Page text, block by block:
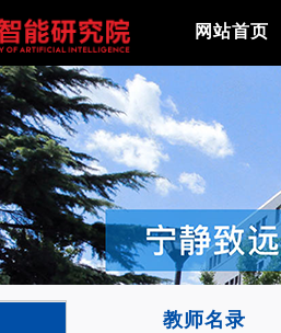
网站首页
教师名录